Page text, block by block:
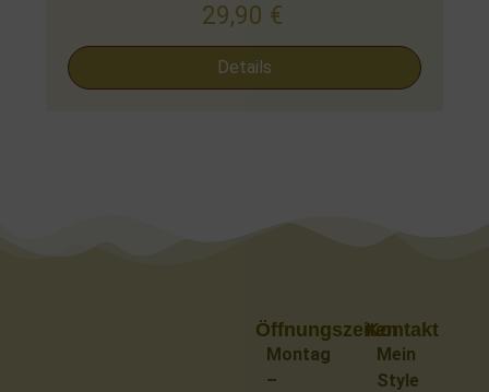
29,90 €
Details
Kontakt
Mein
Style
Öffnungszeiten
Montag
–